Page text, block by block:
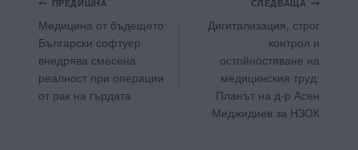
ПРЕДИШНА
Медицина от бъдещето:
Български софтуер
внедрява смесена
реалност при операции
от рак на гърдата
СЛЕДВАЩА
Дигитализация, строг
контрол и
остойностяване на
медицинския труд:
Планът на д-р Асен
Меджидиев за НЗОК